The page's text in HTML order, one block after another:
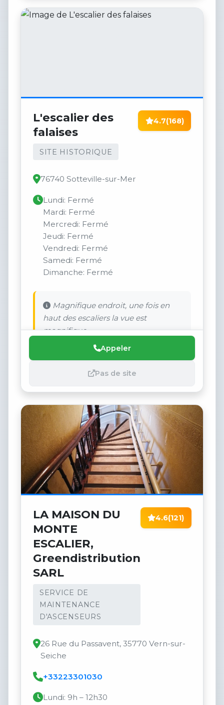
L'escalier des
falaises
SITE HISTORIQUE
4.7(168)
76740 Sotteville-sur-Mer
Lundi: Fermé
Mardi: Fermé
Mercredi: Fermé
Jeudi: Fermé
Vendredi: Fermé
Samedi: Fermé
Dimanche: Fermé
Magnifique endroit, une fois en
haut des escaliers la vue est
magnifique.
Appeler
Pas de site
LA MAISON DU
MONTE
ESCALIER,
Greendistribution
SARL
SERVICE DE
MAINTENANCE
D'ASCENSEURS
4.6(121)
26 Rue du Passavent, 35770 Vern-sur-
Seiche
+33223301030
Lundi: 9h – 12h30